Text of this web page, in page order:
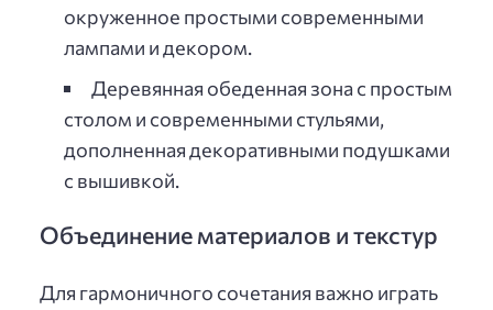
окруженное простыми современными
лампами и декором.
Деревянная обеденная зона с простым
столом и современными стульями,
дополненная декоративными подушками
с вышивкой.
Объединение материалов и текстур
Для гармоничного сочетания важно играть